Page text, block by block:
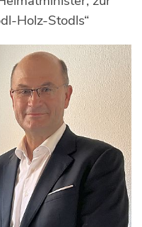
Holz-Stodls“